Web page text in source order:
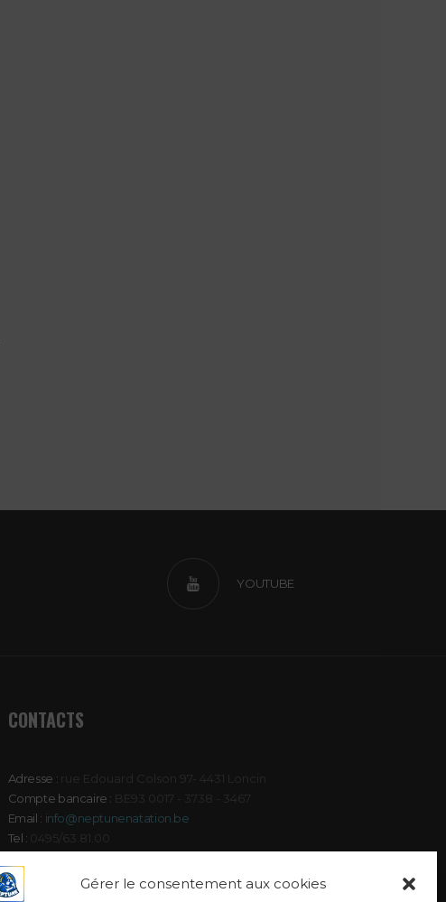
Gérer le consentement aux cookies
YOUTUBE
CONTACTS
Adresse :
Compte bancaire :
Email : info@neptunenatation.be
Tel :
0495/63.81.00